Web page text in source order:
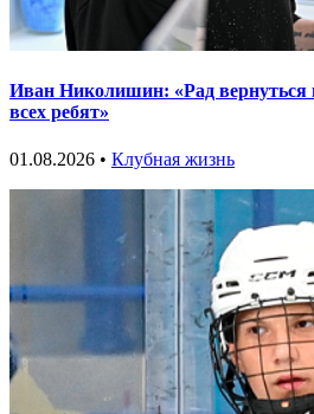
Иван Николишин: «Рад вернуться
всех ребят»
01.08.2026 • Клубная жизнь